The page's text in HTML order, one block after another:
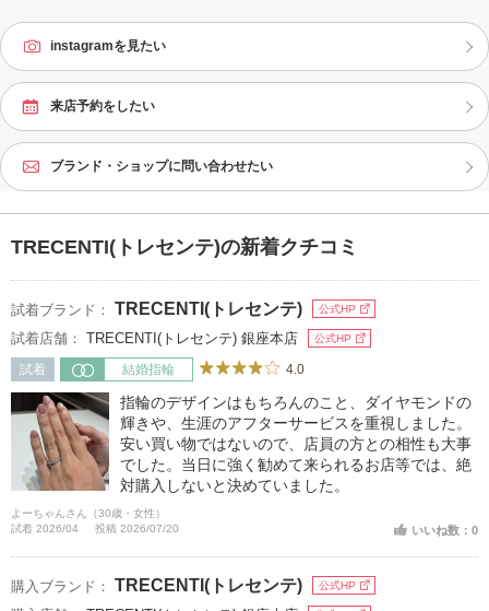
instagramを見たい
来店予約をしたい
ブランド・ショップに問い合わせたい
TRECENTI(トレセンテ)の新着クチコミ
試着ブランド： TRECENTI(トレセンテ) 公式HP
試着店舗： TRECENTI(トレセンテ) 銀座本店 公式HP
試着 結婚指輪 4.0
指輪のデザインはもちろんのこと、ダイヤモンドの
輝きや、生涯のアフターサービスを重視しました。
安い買い物ではないので、店員の方との相性も大事
でした。当日に強く勧めて来られるお店等では、絶
対購入しないと決めていました。
よーちゃんさん（30歳・女性）
試着 2026/04
投稿 2026/07/20 いいね数：0
購入ブランド： TRECENTI(トレセンテ) 公式HP